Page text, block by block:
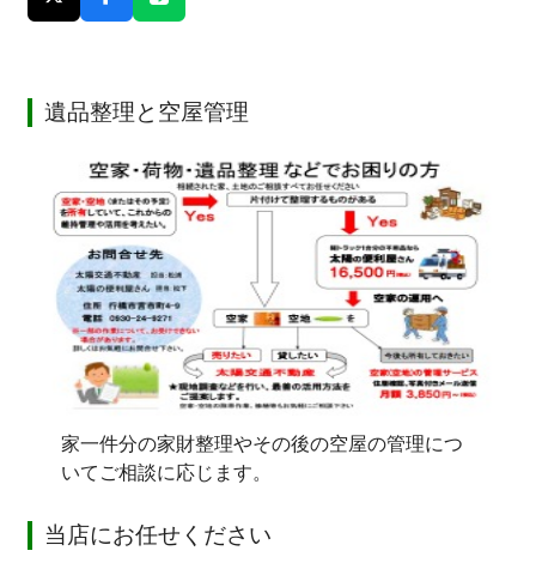
遺品整理と空屋管理
家一件分の家財整理やその後の空屋の管理につ
いてご相談に応じます。
当店にお任せください